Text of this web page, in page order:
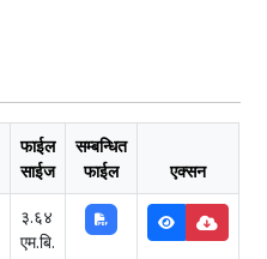
फाईल
साईज
सम्बन्धित
फाईल
एक्सन
३.६४
एम.बि.